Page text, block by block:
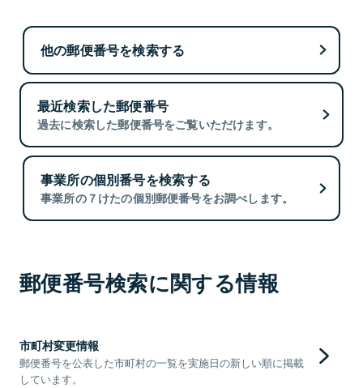
他の郵便番号を検索する
最近検索した郵便番号
過去に検索した郵便番号をご覧いただけます。
事業所の個別番号を検索する
事業所の７けたの個別郵便番号をお調べします。
郵便番号検索に関する情報
市町村変更情報
郵便番号を公表した市町村の一覧を実施日の新しい順に掲載
しています。